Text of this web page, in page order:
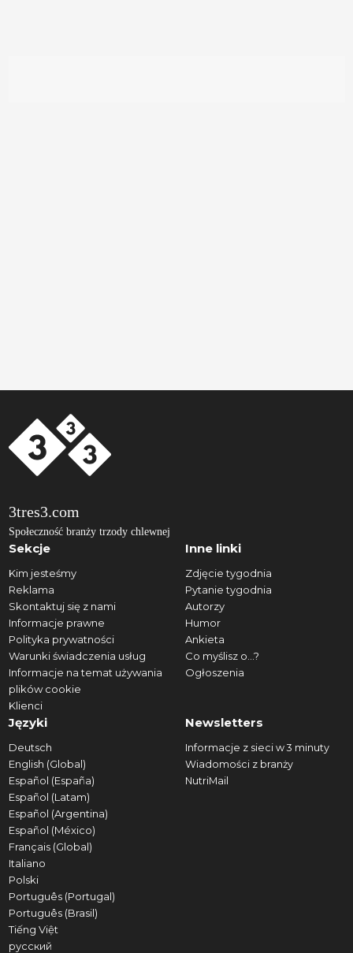
3tres3.com
Społeczność branży trzody chlewnej
Sekcje
Kim jesteśmy
Reklama
Skontaktuj się z nami
Informacje prawne
Polityka prywatności
Warunki świadczenia usług
Informacje na temat używania
plików cookie
Klienci
Inne linki
Zdjęcie tygodnia
Pytanie tygodnia
Autorzy
Humor
Ankieta
Co myślisz o...?
Ogłoszenia
Języki
Deutsch
English (Global)
Español (España)
Español (Latam)
Español (Argentina)
Español (México)
Français (Global)
Italiano
Polski
Português (Portugal)
Português (Brasil)
Tiếng Việt
русский
Newsletters
Informacje z sieci w 3 minuty
Wiadomości z branży
NutriMail